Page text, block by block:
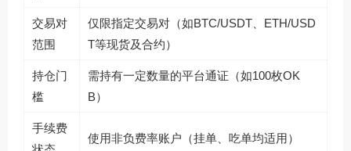
交易对
范围
仅限指定交易对（如BTC/USDT、ETH/USD
T等现货及合约）
持仓门
槛
需持有一定数量的平台通证（如100枚OK
B）
手续费
使用非负费率账户（挂单、吃单均适用）